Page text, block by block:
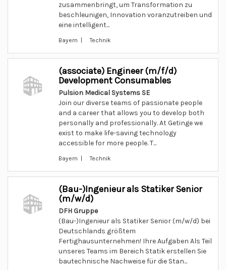
zusammenbringt, um Transformation zu
beschleunigen, Innovation voranzutreiben und
eine intelligent...
Bayern | Technik
(associate) Engineer (m/f/d)
Development Consumables
Pulsion Medical Systems SE
Join our diverse teams of passionate people
and a career that allows you to develop both
personally and professionally. At Getinge we
exist to make life-saving technology
accessible for more people. T...
Bayern | Technik
(Bau-)Ingenieur als Statiker Senior
(m/w/d)
DFH Gruppe
(Bau-)Ingenieur als Statiker Senior (m/w/d) bei
Deutschlands größtem
Fertighausunternehmen! Ihre Aufgaben Als Teil
unseres Teams im Bereich Statik erstellen Sie
bautechnische Nachweise für die Stan...